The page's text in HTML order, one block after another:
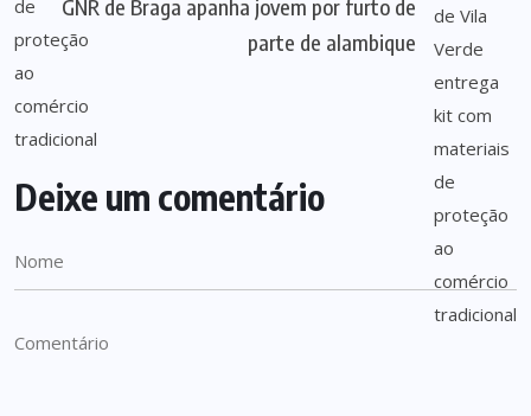
GNR de Braga apanha jovem por furto de
parte de alambique
Deixe um comentário